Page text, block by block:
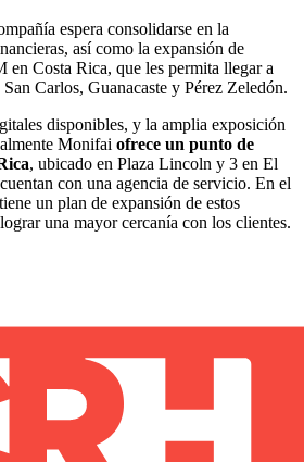
espera consolidarse en la
así como la expansión de
en Costa Rica, que les permita llegar a
Carlos, Guanacaste y Pérez Zeledón.
disponibles, y la amplia exposición
Monifai ofrece un punto de
, ubicado en Plaza Lincoln y 3 en El
con una agencia de servicio. En el
un plan de expansión de estos
una mayor cercanía con los clientes.